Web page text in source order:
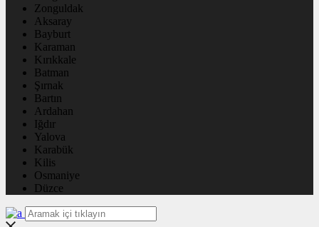
Zonguldak
Aksaray
Bayburt
Karaman
Kırıkkale
Batman
Şırnak
Bartın
Ardahan
Iğdır
Yalova
Karabük
Kilis
Osmaniye
Düzce